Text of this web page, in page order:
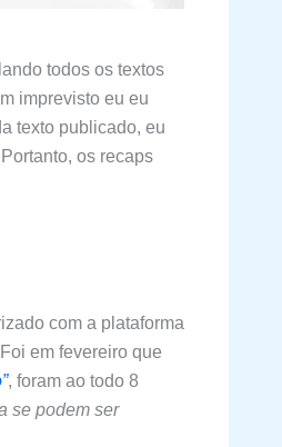
todos os textos
imprevisto eu eu
texto publicado, eu
os recaps
com a plataforma
em fevereiro que
, foram ao todo 8
se podem ser